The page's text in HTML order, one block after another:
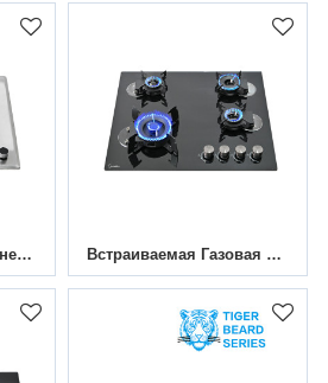
Газовая Варочная Панель Из Нержавеющей Стали С 4 Конфорками|MGBS-604S201 Встраиваемая Газовая Варочная Панель С Четырьмя Конфорками Flip Burner Glass MGBG-404